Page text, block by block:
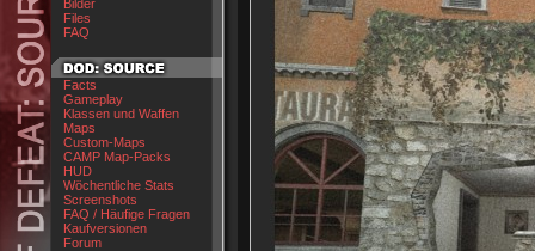
Bilder
Files
FAQ
Facts
Gameplay
Klassen und Waffen
Maps
Custom-Maps
CAMP Map-Packs
HUD
Wöchentliche Stats
Screenshots
FAQ / Häufige Fragen
Kaufversionen
Forum